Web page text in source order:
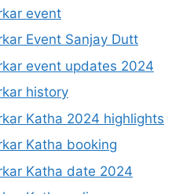
event
Event Sanjay Dutt
event updates 2024
history
Katha 2024 highlights
Katha booking
Katha date 2024